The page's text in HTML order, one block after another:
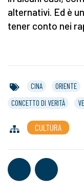
alternativi. Ed è
tener conto nei
CINA ORIENTE
CONCETTO DI VERITÀ
CULTURA